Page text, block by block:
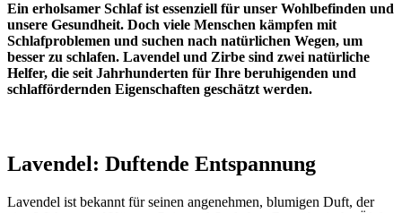
Ein erholsamer Schlaf ist essenziell für unser Wohlbefinden und
unsere Gesundheit. Doch viele Menschen kämpfen mit
Schlafproblemen und suchen nach natürlichen Wegen, um
besser zu schlafen. Lavendel und Zirbe sind zwei natürliche
Helfer, die seit Jahrhunderten für Ihre beruhigenden und
schlaffördernden Eigenschaften geschätzt werden.
Lavendel: Duftende Entspannung
Lavendel ist bekannt für seinen angenehmen, blumigen Duft, der